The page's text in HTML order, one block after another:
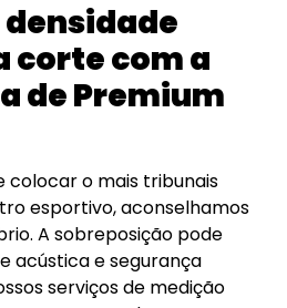
corte com a
de Premium
colocar o mais tribunais
esportivo, aconselhamos
A sobreposição pode
acústica e segurança
serviços de medição